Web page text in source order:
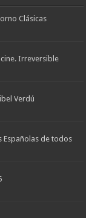
Clásicas
Irreversible
Verdú
Españolas de todos